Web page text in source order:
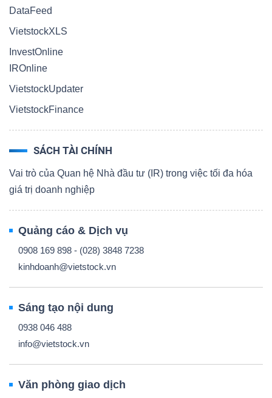
DataFeed
VietstockXLS
InvestOnline
IROnline
VietstockUpdater
VietstockFinance
SÁCH TÀI CHÍNH
Vai trò của Quan hệ Nhà đầu tư (IR) trong việc tối đa hóa
giá trị doanh nghiệp
Quảng cáo & Dịch vụ
0908 169 898 - (028) 3848 7238
kinhdoanh@vietstock.vn
Sáng tạo nội dung
0938 046 488
info@vietstock.vn
Văn phòng giao dịch